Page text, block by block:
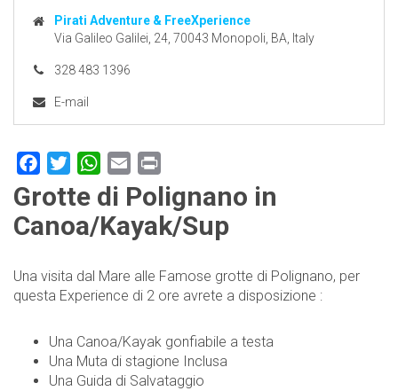
Pirati Adventure & FreeXperience
Via Galileo Galilei, 24, 70043 Monopoli, BA, Italy
328 483 1396
E-mail
FacebookTwitterWhatsApp
Email
Grotte di Polignano in
Canoa/Kayak/Sup
Una visita dal Mare alle Famose grotte di Polignano, per
questa Experience di 2 ore avrete a disposizione :
Una Canoa/Kayak gonfiabile a testa
Una Muta di stagione Inclusa
Una Guida di Salvataggio